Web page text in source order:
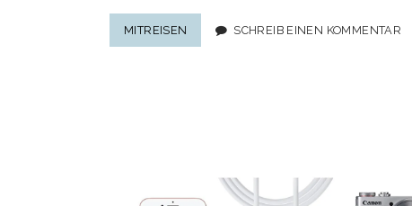
MITREISEN RUNDREISE
KUBA:
SCHREIB EINEN KOMMENTAR